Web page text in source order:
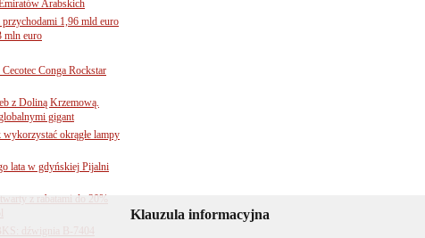
Arabskich
1,96 mld euro
mln euro
Conga Rockstar
z Doliną Krzemową.
gigant
okrągłe lampy
lata w gdyńskiej Pijalni
z rabatami do 20%
dźwignia B-7404
Klauzula informacyjna